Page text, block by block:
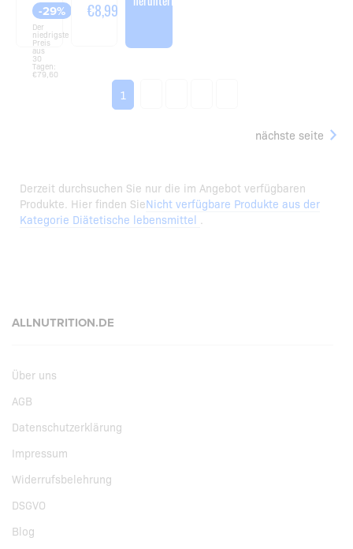
37
-
39G
-29% €56,69
Der
niedrigste
Preis
aus
30
Tagen:
€79,60
PIECES
-
€8,99
1
nächste seite
Derzeit durchsuchen Sie nur die im Angebot verfügbaren
Produkte. Hier finden SieNicht verfügbare Produkte aus der
Kategorie Diätetische lebensmittel
ALLNUTRITION.DE
Über uns
AGB
Datenschutzerklärung
Impressum
Widerrufsbelehrung
DSGVO
Blog